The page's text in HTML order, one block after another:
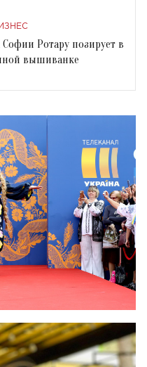
Софии Ротару позирует в
вышиванке